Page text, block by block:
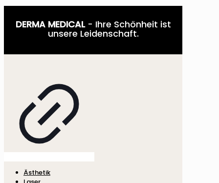
DERMA MEDICAL- Ihre Schönheit ist
unsere Leidenschaft.
Ästhetik